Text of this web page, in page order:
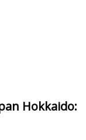
Hokkaido: